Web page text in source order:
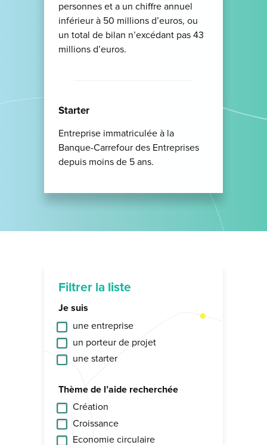
personnes et a un chiffre annuel
inférieur à 50 millions d’euros, ou
un total de bilan n’excédant pas 43
millions d’euros.
Starter
Entreprise immatriculée à la
Banque-Carrefour des Entreprises
depuis moins de 5 ans.
Filtrer la liste
Je suis
une entreprise
un porteur de projet
une starter
Thème de l’aide recherchée
Création
Croissance
Economie circulaire